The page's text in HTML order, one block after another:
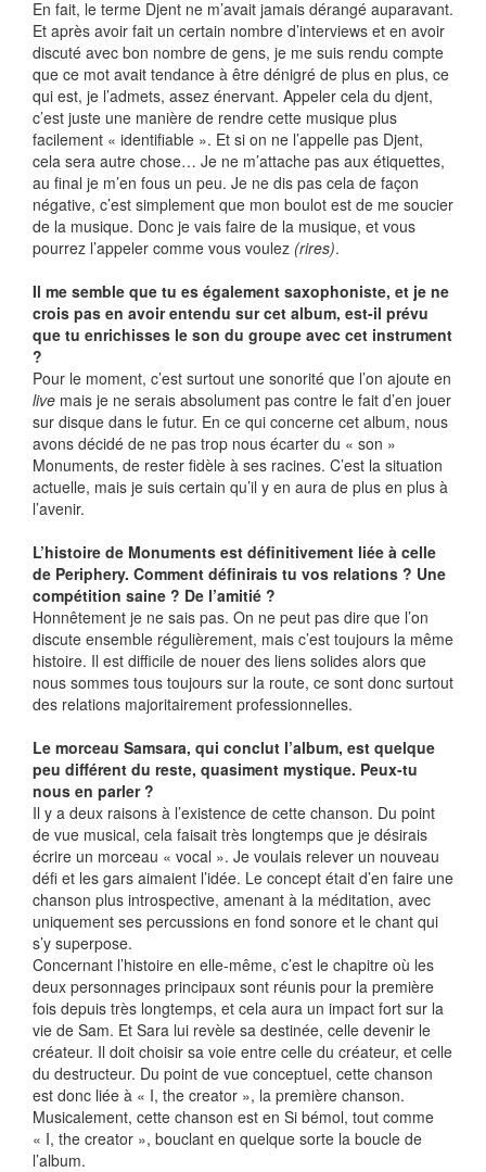
En fait, le terme Djent ne m’avait jamais dérangé auparavant.
Et après avoir fait un certain nombre d’interviews et en avoir
discuté avec bon nombre de gens, je me suis rendu compte
que ce mot avait tendance à être dénigré de plus en plus, ce
qui est, je l’admets, assez énervant. Appeler cela du djent,
c’est juste une manière de rendre cette musique plus
facilement « identifiable ». Et si on ne l’appelle pas Djent,
cela sera autre chose… Je ne m’attache pas aux étiquettes,
au final je m’en fous un peu. Je ne dis pas cela de façon
négative, c’est simplement que mon boulot est de me soucier
de la musique. Donc je vais faire de la musique, et vous
pourrez l’appeler comme vous voulez (rires).
Il me semble que tu es également saxophoniste, et je ne
crois pas en avoir entendu sur cet album, est-il prévu
que tu enrichisses le son du groupe avec cet instrument
?
Pour le moment, c’est surtout une sonorité que l’on ajoute en
live mais je ne serais absolument pas contre le fait d’en jouer
sur disque dans le futur. En ce qui concerne cet album, nous
avons décidé de ne pas trop nous écarter du « son »
Monuments, de rester fidèle à ses racines. C’est la situation
actuelle, mais je suis certain qu’il y en aura de plus en plus à
l’avenir.
L’histoire de Monuments est définitivement liée à celle
de Periphery. Comment définirais tu vos relations ? Une
compétition saine ? De l’amitié ?
Honnêtement je ne sais pas. On ne peut pas dire que l’on
discute ensemble régulièrement, mais c’est toujours la même
histoire. Il est difficile de nouer des liens solides alors que
nous sommes tous toujours sur la route, ce sont donc surtout
des relations majoritairement professionnelles.
Le morceau Samsara, qui conclut l’album, est quelque
peu différent du reste, quasiment mystique. Peux-tu
nous en parler ?
Il y a deux raisons à l’existence de cette chanson. Du point
de vue musical, cela faisait très longtemps que je désirais
écrire un morceau « vocal ». Je voulais relever un nouveau
défi et les gars aimaient l’idée. Le concept était d’en faire une
chanson plus introspective, amenant à la méditation, avec
uniquement ses percussions en fond sonore et le chant qui
s’y superpose.
Concernant l’histoire en elle-même, c’est le chapitre où les
deux personnages principaux sont réunis pour la première
fois depuis très longtemps, et cela aura un impact fort sur la
vie de Sam. Et Sara lui revèle sa destinée, celle devenir le
créateur. Il doit choisir sa voie entre celle du créateur, et celle
du destructeur. Du point de vue conceptuel, cette chanson
est donc liée à « I, the creator », la première chanson.
Musicalement, cette chanson est en Si bémol, tout comme
« I, the creator », bouclant en quelque sorte la boucle de
l’album.